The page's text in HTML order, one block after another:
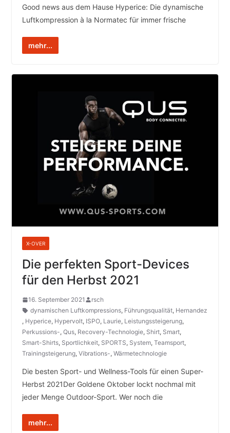
Good news aus dem Hause Hyperice: Die dynamische
Luftkompression à la Normatec für immer frische
mehr...
X-OVER
Die perfekten Sport-Devices
für den Herbst 2021
16. September 2021
rsch
dynamischen Luftkompressions, Führungsqualität, Hernandez
, Hyperice, Hypervolt, ISPO, Laurie, Leistungssteigerung,
Perkussions-, Qus, Recovery-Technologie, Shirt, Smart,
Smart-Shirts, Sportlichkeit, SPORTS, System, Teamsport,
Trainingsteigerung, Vibrations-, Wärmetechnologie
Die besten Sport- und Wellness-Tools für einen Super-
Herbst 2021Der Goldene Oktober lockt nochmal mit
jeder Menge Outdoor-Sport. Wer noch die
mehr...